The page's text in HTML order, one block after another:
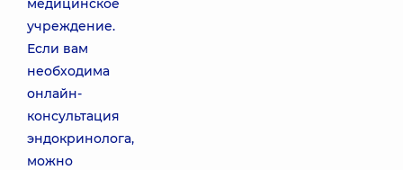
медицинское
учреждение.
Если вам
необходима
онлайн-
консультация
эндокринолога,
можно